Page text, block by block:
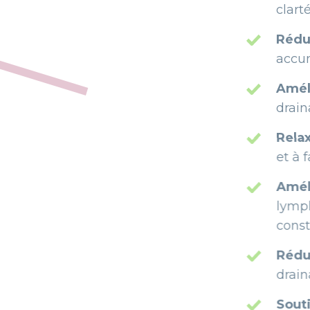
clarté mentale.
Réduction des
accumulations
Amélioration
drainage
Relaxation
et à favoriser un
Amélioration de
lymphatique,
Réduction de la
drainage
Soutien en